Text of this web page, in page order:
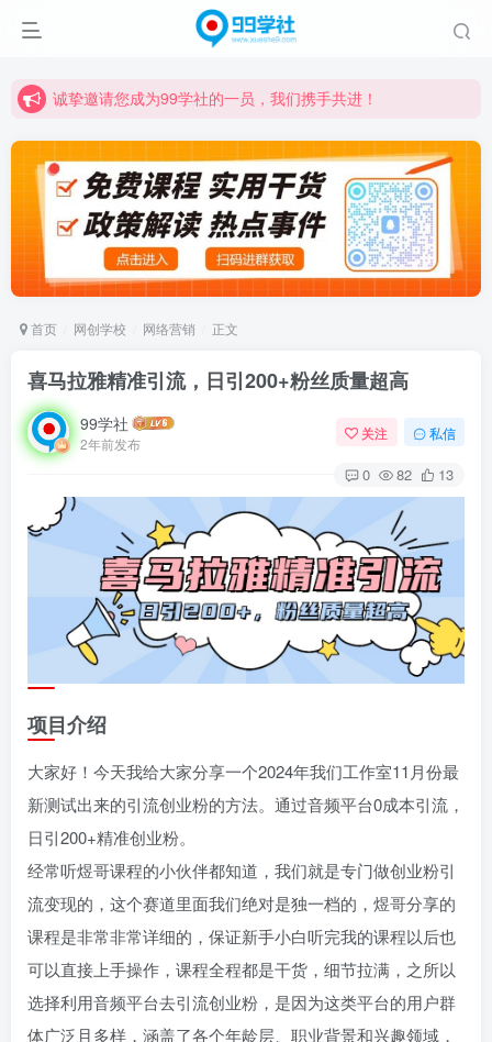
诚挚邀请您成为99学社的一员，我们携手共进！
诚挚邀请您成为99学社的一员，我们携手共进！
学习路上不孤独，99学社与你同行！分享全网优质VIP资源，炒股教程、创业教程、网络营销教程、自媒体短视频教程等，长期更新各大精品创业项目！
首页 网创学校 网络营销 正文
喜马拉雅精准引流，日引200+粉丝质量超高
99学社
2年前发布
关注 私信
0 82 13
项目介绍
大家好！今天我给大家分享一个2024年我们工作室11月份最
新测试出来的引流创业粉的方法。通过音频平台0成本引流，
日引200+精准创业粉。
经常听煜哥课程的小伙伴都知道，我们就是专门做创业粉引
流变现的，这个赛道里面我们绝对是独一档的，煜哥分享的
课程是非常非常详细的，保证新手小白听完我的课程以后也
可以直接上手操作，课程全程都是干货，细节拉满，之所以
选择利用音频平台去引流创业粉，是因为这类平台的用户群
体广泛且多样，涵盖了各个年龄层、职业背景和兴趣领域，